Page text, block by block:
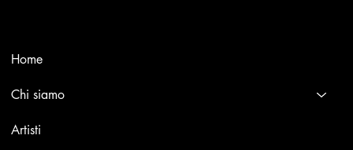
Home
Chi siamo
Artisti